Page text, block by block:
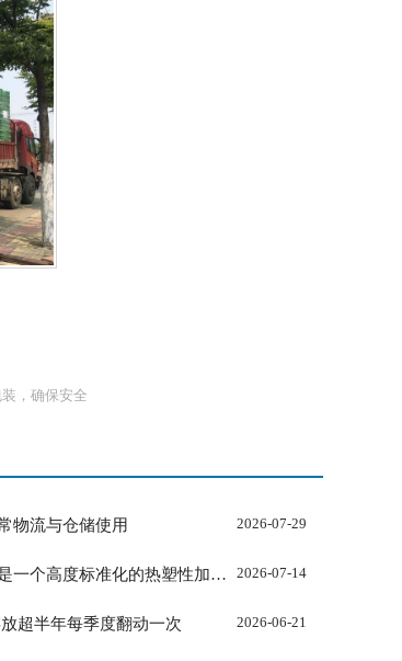
，确保安全
物流与仓储使用 2026-07-29
​PET塑钢打包带的生产是一个高度标准化的热塑性加工流程 2026-07-14
超半年每季度翻动一次 2026-06-21